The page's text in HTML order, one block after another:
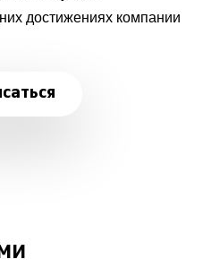
достижениях компании